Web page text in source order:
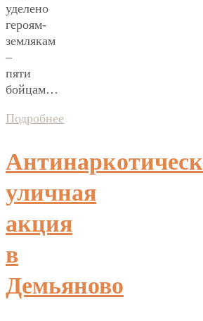
уделено
героям-
землякам
–
пяти
бойцам…
Подробнее
уличная
акция
в
Демьяново